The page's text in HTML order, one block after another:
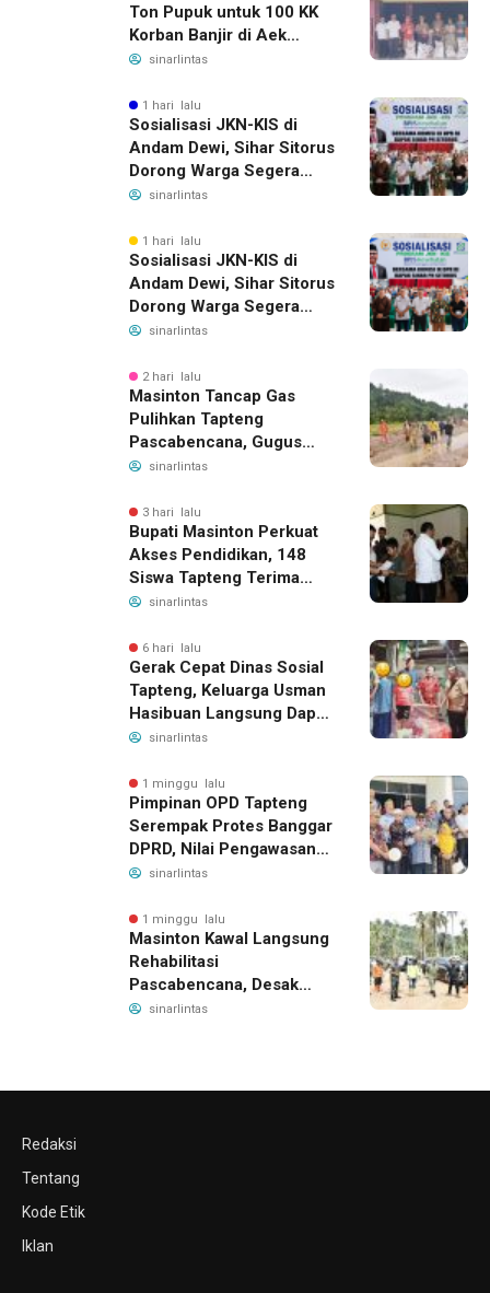
Ton Pupuk untuk 100 KK
Korban Banjir di Aek
Horsik
sinarlintas
1 hari lalu
Sosialisasi JKN-KIS di
Andam Dewi, Sihar Sitorus
Dorong Warga Segera
Daftar BPJS Kesehatan
sinarlintas
1 hari lalu
Sosialisasi JKN-KIS di
Andam Dewi, Sihar Sitorus
Dorong Warga Segera
Daftar BPJS Kesehatan
sinarlintas
2 hari lalu
Masinton Tancap Gas
Pulihkan Tapteng
Pascabencana, Gugus
Tugas SAHATA SAOLOAN
Ancaman Banjir
sinarlintas
3 hari lalu
Bupati Masinton Perkuat
Akses Pendidikan, 148
Siswa Tapteng Terima
Bantuan Program
sinarlintas
6 hari lalu
Gerak Cepat Dinas Sosial
Tapteng, Keluarga Usman
Hasibuan Langsung Dapat
Bantuan dan Penanganan
sinarlintas
1 minggu lalu
Pimpinan OPD Tapteng
Serempak Protes Banggar
DPRD, Nilai Pengawasan
Bergeser Jadi
Intimidasi
sinarlintas
1 minggu lalu
Masinton Kawal Langsung
Rehabilitasi
Pascabencana, Desak
Penyelesaian Sabo Dam
sinarlintas
Redaksi
Tentang
Kode Etik
Iklan